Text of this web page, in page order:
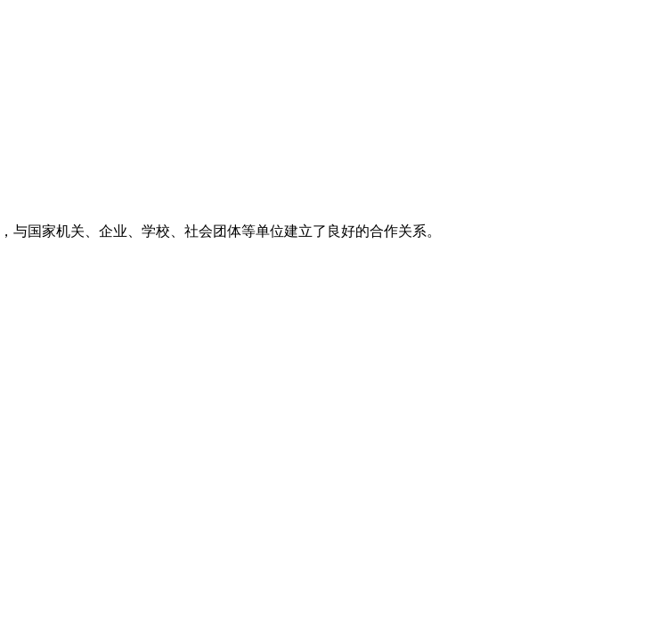
国家机关、企业、学校、社会团体等单位建立了良好的合作关系。